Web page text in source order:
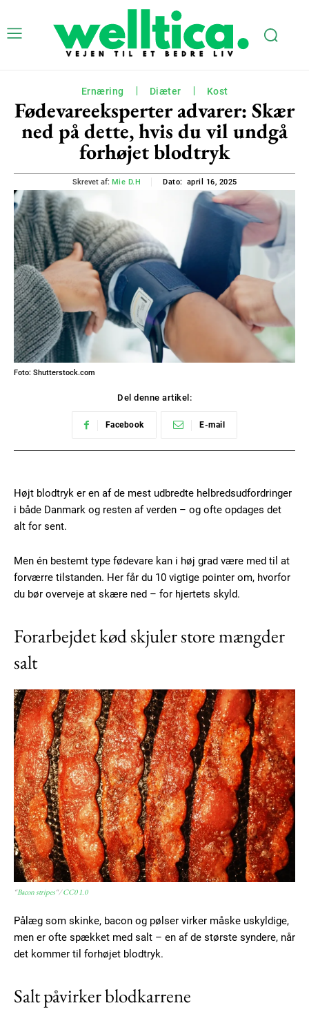
Ernæring Diæter Kost
Fødevareeksperter advarer: Skær
ned på dette, hvis du vil undgå
forhøjet blodtryk
Skrevet af: Mie D.H Dato: april 16, 2025
Foto: Shutterstock.com
Del denne artikel:
Facebook E-mail
Højt blodtryk er en af de mest udbredte helbredsudfordringer
i både Danmark og resten af verden – og ofte opdages det
alt for sent.
Men én bestemt type fødevare kan i høj grad være med til at
forværre tilstanden. Her får du 10 vigtige pointer om, hvorfor
du bør overveje at skære ned – for hjertets skyld.
Forarbejdet kød skjuler store mængder
salt
“Bacon stripes“/CC0 1.0
Pålæg som skinke, bacon og pølser virker måske uskyldige,
men er ofte spækket med salt – en af de største syndere, når
det kommer til forhøjet blodtryk.
Salt påvirker blodkarrene